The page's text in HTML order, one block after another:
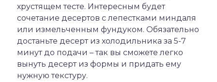
хрустящем тесте. Интересным будет
сочетание десертов с лепестками миндаля
или измельченным фундуком. Обязательно
достаньте десерт из холодильника за 5-7
минут до подачи – так вы сможете легко
вынуть десерт из формы и придать ему
нужную текстуру.